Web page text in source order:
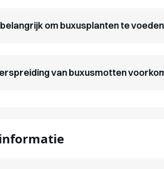
om buxusplanten te
van buxusmotten